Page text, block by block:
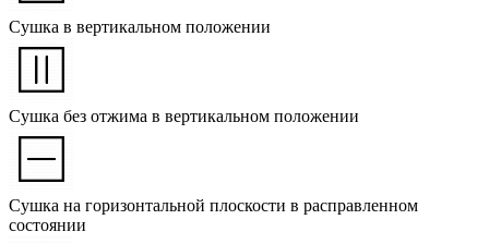
Сушка в вертикальном положении
Сушка без отжима в вертикальном положении
Сушка на горизонтальной плоскости в расправленном
состоянии